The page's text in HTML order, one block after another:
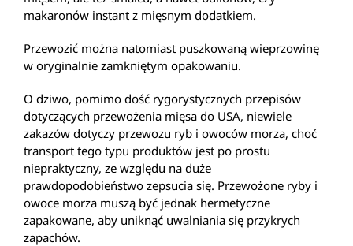
makaronów instant z mięsnym dodatkiem.
Przewozić można natomiast puszkowaną wieprzowinę
w oryginalnie zamkniętym opakowaniu.
O dziwo, pomimo dość rygorystycznych przepisów
dotyczących przewożenia mięsa do USA, niewiele
zakazów dotyczy przewozu ryb i owoców morza, choć
transport tego typu produktów jest po prostu
niepraktyczny, ze względu na duże
prawdopodobieństwo zepsucia się. Przewożone ryby i
owoce morza muszą być jednak hermetyczne
zapakowane, aby uniknąć uwalniania się przykrych
zapachów.